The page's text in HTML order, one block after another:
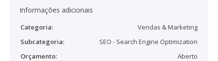
Informações adicionais
Categoria:
Vendas & Marketing
Subcategoria:
SEO - Search Engine Optimization
Orçamento:
Aberto